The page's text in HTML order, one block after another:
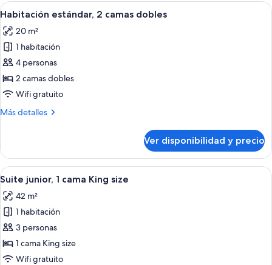
cama
size
Ver
todas
las
fotos
de
Habitación
estándar,
camas
Habitación de hotel con dos camas,
4
Habitación estándar, 2 camas dobles
20 m²
1 habitación
4 personas
2 camas dobles
Wifi gratuito
Más detalles
Más
estándar,
camas
Ver disponibilidad y precio
Ver
todas
las
fotos
de
Suite
junior,
Habitación de hotel con una cama
5
Suite junior, 1 cama King size
42 m²
1 habitación
3 personas
1 cama King size
Wifi gratuito